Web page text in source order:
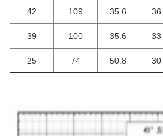
36
35.6
109
42
33
35.6
100
39
30
50.8
74
25